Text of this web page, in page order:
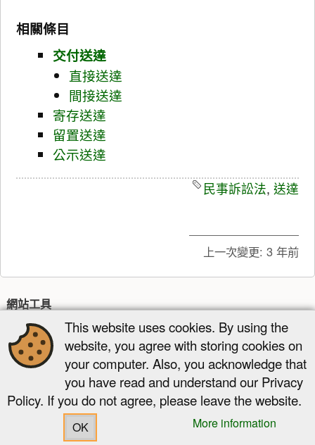
相關條目
交付送達
直接送達
間接送達
寄存送達
留置送達
公示送達
民事訴訟法, 送達
上一次變更: 3 年前
網站工具
最近更新 多媒體管理器 網站地圖
頁面工具
舊版 反向連結 回到頁頂
This website uses cookies. By using the
website, you agree with storing cookies on
your computer. Also, you acknowledge that
you have read and understand our Privacy
Policy. If you do not agree, please leave the website.
OK More information